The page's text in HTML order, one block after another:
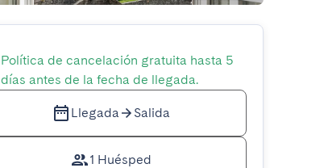
Política de cancelación gratuita hasta 5
días antes de la fecha de llegada.
Llegada Salida
1 Huésped